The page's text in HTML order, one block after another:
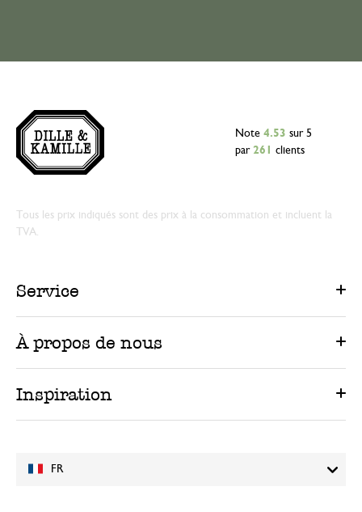
FR
Note 4.53 sur 5
par 261 clients
Tous les prix indiqués sont des prix à la consommation et incluent la
TVA.
Service
À propos de nous
Inspiration